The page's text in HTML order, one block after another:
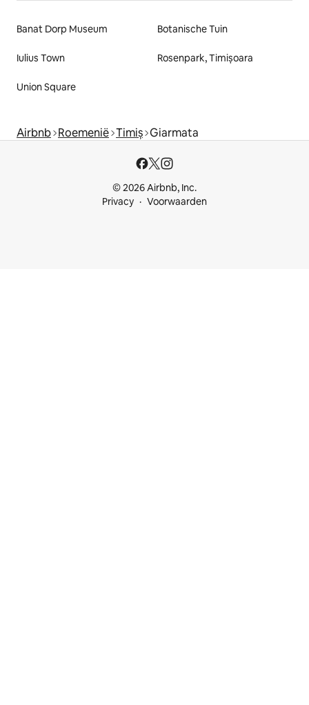
Banat Dorp Museum Botanische Tuin
Iulius Town Rosenpark, Timișoara
Union Square
Airbnb Roemenië Timiș Giarmata
© 2026 Airbnb, Inc.
Privacy
Voorwaarden